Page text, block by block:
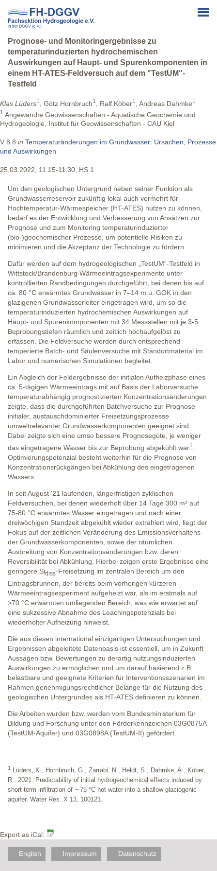
Prognose- und Monitoringergebnisse zu
temperaturinduzierten hydrochemischen
Auswirkungen auf Haupt- und Spurenkomponenten in
einem HT-ATES-Feldversuch auf dem "TestUM"-
Testfeld
Klas Lüders1 , Götz Hornbruch1 , Ralf Köber1 , Andreas Dahmke1
1 Angewandte Geowissenschaften - Aquatische Geochemie und
Hydrogeologie, Institut für Geowissenschaften - CAU Kiel
V 8.8 in Temperaturänderungen im Grundwasser: Ursachen, Prozesse
und Auswirkungen
25.03.2022, 11:15-11:30, HS 1
Um den geologischen Untergrund neben seiner Funktion als
Grundwasserreservoir zukünftig lokal auch vermehrt für
Hochtemperatur-Wärmespeicher (HT-ATES) nutzen zu können,
bedarf es der Entwicklung und Verbesserung von Ansätzen zur
Prognose und zum Monitoring temperaturinduzierter
(bio-)geochemischer Prozesse, um potentielle Risiken zu
minimieren und die Akzeptanz der Technologie zu fördern.
Dafür werden auf dem hydrogeologischen „TestUM“-Testfeld in
Wittstock/Brandenburg Wärmeeintragsexperimente unter
kontrollierten Randbedingungen durchgeführt, bei denen bis auf
ca. 80 °C erwärmtes Grundwasser in 7–14 m u. GOK in den
glazigenen Grundwasserleiter eingetragen wird, um so die
temperaturinduzierten hydrochemischen Auswirkungen auf
Haupt- und Spurenkomponenten mit 34 Messstellen mit je 3-5
Beprobungstiefen räumlich und zeitlich hochaufgelöst zu
erfassen. Die Feldversuche werden durch entsprechend
temperierte Batch- und Säulenversuche mit Standortmaterial im
Labor und numerischen Simulationen begleitet.
Ein Abgleich der Feldergebnisse der initialen Aufheizphase eines
ca. 5-tägigen Wärmeeintrags mit auf Basis der Laborversuche
temperaturabhängig prognostizierten Konzentrationsänderungen
zeigte, dass die durchgeführten Batchversuche zur Prognose
initialer, austauschdominierter Freisetzungsprozesse
umweltrelevanter Grundwasse­rkomponenten geeignet sind.
Dabei zeigte sich eine umso bessere Prognosegüte, je weniger
das eingetragene Wasser bis zur Beprobung abgekühlt war1
Optimierungspotenzial besteht weiterhin für die Prognose von
Konzentrationsrückgängen bei Abkühlung des eingetragenen
Wassers.
In seit August '21 laufenden, längerfristigen zyklischen
Feldversuchen, bei denen wiederholt über 14 Tage 300 m³ auf
75-80 °C erwärmtes Wasser eingetragen und nach einer
dreiwöchigen Standzeit abgekühlt wieder extrahiert wird, liegt der
Fokus auf der zeitlichen Veränderung des Emissionsverhaltens
der Grundwasserkomponenten, sowie der räumlichen
Ausbreitung von Konzentrationsänderungen bzw. deren
Reversibilität bei Abkühlung. Hierbei zeigen erste Ergebnisse eine
geringere Sidiss-Freisetzung im zentralen Bereich um den
Eintragsbrunnen, der bereits beim vorherigen kürzeren
Wärmeeintragsexperiment aufgeheizt war, als im erstmals auf
>70 °C erwärmten umliegenden Bereich, was wie erwartet auf
eine sukzessive Abnahme des Leachingspotenzials bei
wiederholter Aufheizung hinweist.
Die aus diesen international einzigartigen Untersuchungen und
Ergebnissen abgeleitete Datenbasis ist essentiell, um in Zukunft
Aussagen bzw. Bewertungen zu derartig nutzungsinduzierten
Auswirkungen zu ermöglichen und um darauf basierend z.B.
belastbare und geeignete Kriterien für Interventionsszenarien im
Rahmen genehmigungsrechtlicher Belange für die Nutzung des
geologischen Untergrundes als HT-ATES definieren zu können.
Die Arbeiten wurden bzw. werden vom Bundesministerium für
Bildung und Forschung unter den Förderkennzeichen 03G0875A
(TestUM-Aquifer) und 03G0898A (TestUM-II) gefördert.
1
Lüders, K., Hornbruch, G., Zarrabi, N., Heldt, S., Dahmke, A., Köber,
R., 2021. Predictability of initial hydrogeochemical effects induced by
short-term infiltration of ∼75 °C hot water into a shallow glaciogenic
aquifer. Water Res. X 13, 100121.
Export as iCal:
English Impressum Datenschutz